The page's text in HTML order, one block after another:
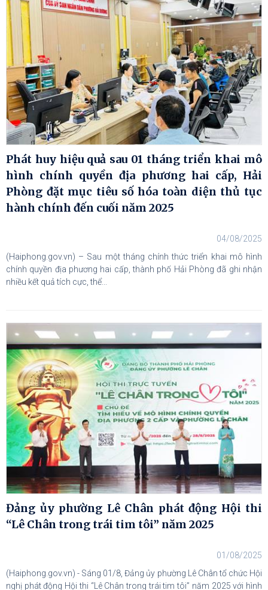
Phát huy hiệu quả sau 01 tháng triển khai mô
hình chính quyền địa phương hai cấp, Hải
Phòng đặt mục tiêu số hóa toàn diện thủ tục
hành chính đến cuối năm 2025
04/08/2025
(Haiphong.gov.vn) – Sau một tháng chính thức triển khai mô hình
chính quyền địa phương hai cấp, thành phố Hải Phòng đã ghi nhận
nhiều kết quả tích cực, thể...
Đảng ủy phường Lê Chân phát động Hội thi
“Lê Chân trong trái tim tôi” năm 2025
01/08/2025
(Haiphong.gov.vn) - Sáng 01/8, Đảng ủy phường Lê Chân tổ chức Hội
nghị phát động Hội thi “Lê Chân trong trái tim tôi” năm 2025 với hình